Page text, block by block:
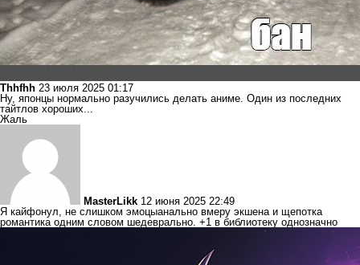
Thhfhh 23 июля 2025 01:17
Ну, японцы нормально разучились делать аниме. Один из последних
тайтлов хороших...
Жаль
MasterLikk 12 июня 2025 22:49
Я кайфонул, не слишком эмоцыанально вмеру экшена и щепотка
романтика одним словом шедеврально. +1 в библиотеку однозначно